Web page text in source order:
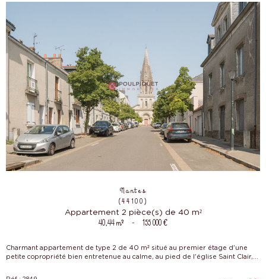
Nantes
(44100)
Appartement 2 pièce(s) de 40 m²
40,44 m² - 155 000 €
Charmant appartement de type 2 de 40 m² situé au premier étage d'une
petite copropriété bien entretenue au calme, au pied de l'église Saint Clair,...